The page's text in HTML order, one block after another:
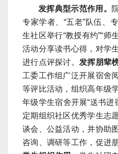
发挥典型示范作用。
专家学者、“五老”队伍、
生社区举行“教授有约”“师
活动分享读书心得，对学
进行点评探讨。 发挥朋辈
工委工作组广泛开展宿舍
等评比活动，组织高年级
年级学生宿舍开展“送书进
定期组织社区优秀学生志
谈会、公益活动，并协助
咨询、调研等工作，促进